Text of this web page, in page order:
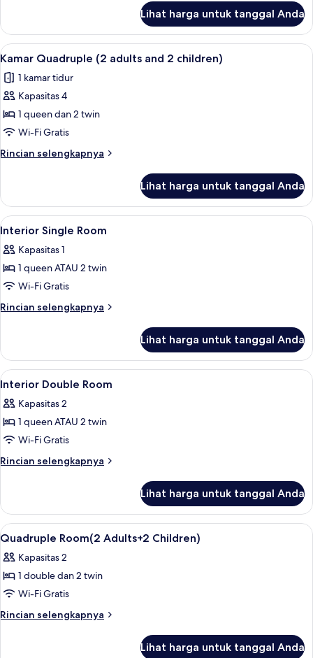
1
child)
Kamar
Triple
(2
and
Lihat harga untuk tanggal Anda
Lihat
semua
foto
untuk
Kamar
Quadruple
(2
adults
2
children)
Pancuran hujan, pengering rambut,
9
Kamar Quadruple (2 adults and 2 children)
1 kamar tidur
Kapasitas 4
1 queen dan 2 twin
Wi-Fi Gratis
Rincian selengkapnya
Rincian
Kamar
Quadruple
(2
and
2
Lihat harga untuk tanggal Anda
Lihat
semua
foto
untuk
Interior
Single
Selimut bulu angsa, busa memori,
4
Interior Single Room
Kapasitas 1
1 queen ATAU 2 twin
Wi-Fi Gratis
Rincian selengkapnya
Rincian
Interior
Single
Room
Lihat harga untuk tanggal Anda
Lihat
semua
foto
untuk
Interior
Double
Selimut bulu angsa, busa memori,
7
Interior Double Room
Kapasitas 2
1 queen ATAU 2 twin
Wi-Fi Gratis
Rincian selengkapnya
Rincian
Interior
Double
Room
Lihat harga untuk tanggal Anda
Lihat
semua
foto
untuk
Quadruple
Room(2
4
Quadruple Room(2 Adults+2 Children)
Kapasitas 2
1 double dan 2 twin
Wi-Fi Gratis
Rincian selengkapnya
Rincian
Lihat harga untuk tanggal Anda